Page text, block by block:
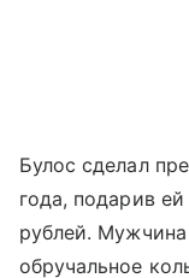
Булос сделал
года, подарив
рублей.
обручальное